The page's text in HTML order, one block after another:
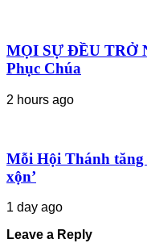
MỌI SỰ ĐỀU TRỞ
Phục Chúa
2 hours ago
Mỗi Hội Thánh tăng
xộn’
1 day ago
Leave a Reply